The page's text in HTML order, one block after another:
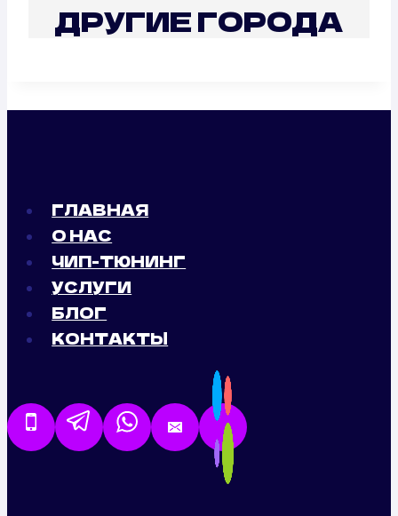
ДРУГИЕ ГОРОДА
ГЛАВНАЯ
О НАС
ЧИП-ТЮНИНГ
УСЛУГИ
БЛОГ
КОНТАКТЫ